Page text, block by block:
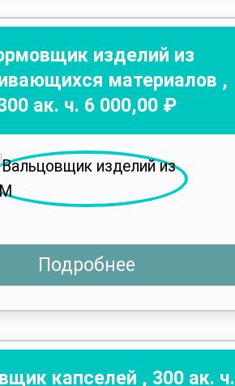
изделий из
материалов ,
ак. ч. 6 000,00 ₽
Подробнее
капселей , 300 ак. ч.